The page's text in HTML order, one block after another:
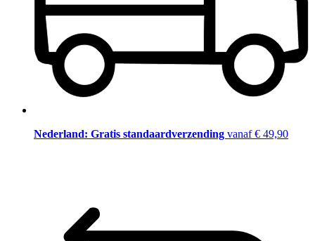
Nederland: Gratis standaardverzending vanaf € 49,90